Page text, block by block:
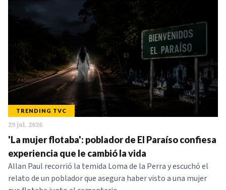
TRENDING TVC
29 jul. 2026
'La mujer flotaba': poblador de El Paraíso confiesa
experiencia que le cambió la vida
Allan Paul recorrió la temida Loma de la Perra y escuchó el
relato de un poblador que asegura haber visto a una mujer